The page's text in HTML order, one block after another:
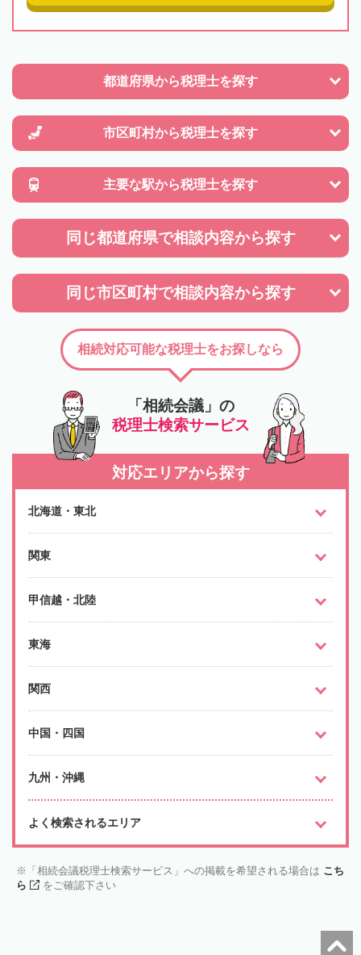
都道府県から税理士を探す
市区町村から税理士を探す
主要な駅から税理士を探す
同じ都道府県で相談内容から探す
同じ市区町村で相談内容から探す
「相続会議」の
税理士検索サービス
相続対応可能な税理士をお探しなら
対応エリアから探す
北海道・東北
関東
甲信越・北陸
東海
関西
中国・四国
九州・沖縄
よく検索されるエリア
「相続会議税理士検索サービス」への掲載を希望される場合は こち
ら
をご確認下さい